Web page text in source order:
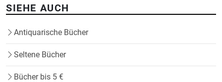
SIEHE AUCH
Antiquarische Bücher
Seltene Bücher
Bücher bis 5 €